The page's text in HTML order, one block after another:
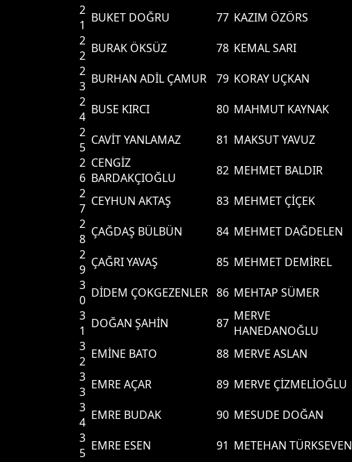
2
1 BUKET DOĞRU 77 KAZIM ÖZÖRS
2
2 BURAK ÖKSÜZ 78 KEMAL SARI
2
3 BURHAN ADİL ÇAMUR 79 KORAY UÇKAN
2
4 BUSE KIRCI 80 MAHMUT KAYNAK
2
5 CAVİT YANLAMAZ 81 MAKSUT YAVUZ
2
6
CENGİZ
BARDAKÇIOĞLU
82 MEHMET BALDIR
2
7 CEYHUN AKTAŞ 83 MEHMET ÇİÇEK
2
8 ÇAĞDAŞ BÜLBÜN 84 MEHMET DAĞDELEN
2
9 ÇAĞRI YAVAŞ 85 MEHMET DEMİREL
3
0 DİDEM ÇOKGEZENLER 86 MEHTAP SÜMER
3
1 DOĞAN ŞAHİN 87 MERVE
HANEDANOĞLU
3
2 EMİNE BATO 88 MERVE ASLAN
3
3 EMRE AÇAR 89 MERVE ÇİZMELİOĞLU
3
4 EMRE BUDAK 90 MESUDE DOĞAN
3
5 EMRE ESEN 91 METEHAN TÜRKSEVEN